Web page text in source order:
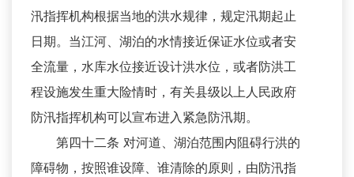
汛指挥机构根据当地的洪水规律，规定汛期起止
日期。当江河、湖泊的水情接近保证水位或者安
全流量，水库水位接近设计洪水位，或者防洪工
程设施发生重大险情时，有关县级以上人民政府
防汛指挥机构可以宣布进入紧急防汛期。
第四十二条 对河道、湖泊范围内阻碍行洪的
障碍物，按照谁设障、谁清除的原则，由防汛指